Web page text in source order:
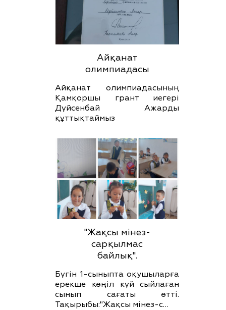
Айқанат
олимпиадасы
Айқанат олимпиадасының
Қамқоршы грант иегері
Дүйсенбай Ажарды
құттықтаймыз
"Жақсы мінез-
сарқылмас
байлық".
Бүгін 1-сыныпта оқушыларға
ерекше көңіл күй сыйлаған
сынып сағаты өтті.
Тақырыбы:"Жақсы мінез-с…